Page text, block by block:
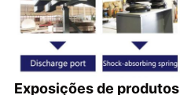
Exposições de produtos